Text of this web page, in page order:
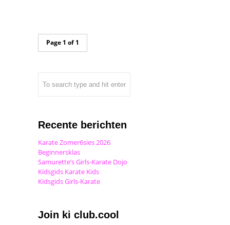
Page 1 of 1
Recente berichten
Karate Zomer6sies 2026
Beginnersklas
Samurette’s Girls-Karate Dojo
Kidsgids Karate Kids
Kidsgids Girls-Karate
Join ki club.cool